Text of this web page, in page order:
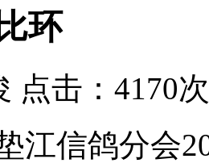
环
点击：4170次
江信鸽分会